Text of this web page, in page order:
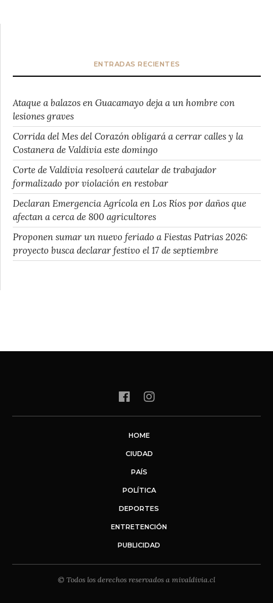
ENTRADAS RECIENTES
Ataque a balazos en Guacamayo deja a un hombre con
lesiones graves
Corrida del Mes del Corazón obligará a cerrar calles y la
Costanera de Valdivia este domingo
Corte de Valdivia resolverá cautelar de trabajador
formalizado por violación en restobar
Declaran Emergencia Agrícola en Los Ríos por daños que
afectan a cerca de 800 agricultores
Proponen sumar un nuevo feriado a Fiestas Patrias 2026:
proyecto busca declarar festivo el 17 de septiembre
HOME
CIUDAD
PAÍS
POLÍTICA
DEPORTES
ENTRETENCIÓN
PUBLICIDAD
© Todos los derechos reservados a mivaldivia.cl